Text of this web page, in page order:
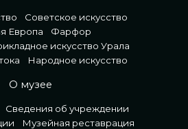
Советское искусство
Европа
Фарфор
искусство Урала
Народное искусство
О музее
Сведения об учреждении
Музейная реставрация